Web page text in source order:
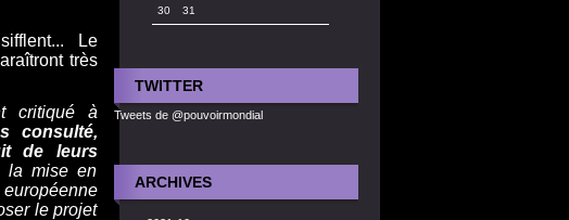
30 31
TWITTER
Tweets de @pouvoirmondial
ARCHIVES
Le
très
critiqué à
consulté,
de leurs
la mise en
le projet